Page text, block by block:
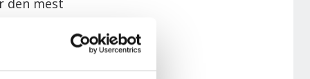
den mest